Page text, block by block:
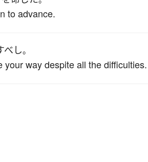
to advance.
べし。
your way despite all the difficulties.